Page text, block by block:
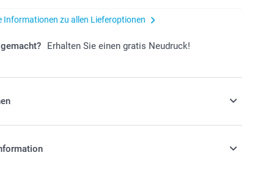
Informationen zu allen Lieferoptionen
Erhalten Sie einen gratis Neudruck!
Gastgeschenke mit Süssigkeiten!